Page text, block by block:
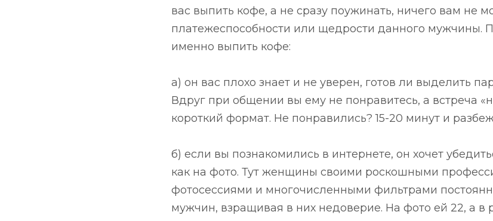
вас выпить кофе, а не сразу поужинать, ничего вам не
платежеспособности или щедрости данного мужчины.
именно выпить кофе:
а) он вас плохо знает и не уверен, готов ли выделить
Вдруг при общении вы ему не понравитесь, а встреча
короткий формат. Не понравились? 15-20 минут и
б) если вы познакомились в интернете, он хочет
как на фото. Тут женщины своими роскошными
фотосессиями и многочисленными фильтрами
мужчин, взращивая в них недоверие. На фото ей 22, а